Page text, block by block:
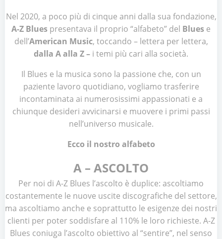
Nel 2020, a poco più di cinque anni dalla sua fondazione,
A-Z Blues presentava il proprio “alfabeto” del Blues e
dell’American Music, toccando – lettera per lettera,
dalla A alla Z – i temi più cari alla società.
Il Blues e la musica sono la passione che, con un
paziente lavoro quotidiano, vogliamo trasferire
incontaminata ai numerosissimi appassionati e a
chiunque desideri avvicinarsi e muovere i primi passi
nell’universo musicale.
Ecco il nostro alfabeto
A – ASCOLTO
Per noi di A-Z Blues l’ascolto è duplice: ascoltiamo
costantemente le nuove uscite discografiche del settore,
ma ascoltiamo anche e soprattutto le esigenze dei nostri
clienti per poter soddisfare al 110% le loro richieste. A-Z
Blues coniuga l’ascolto obiettivo al “sentire”, nel senso